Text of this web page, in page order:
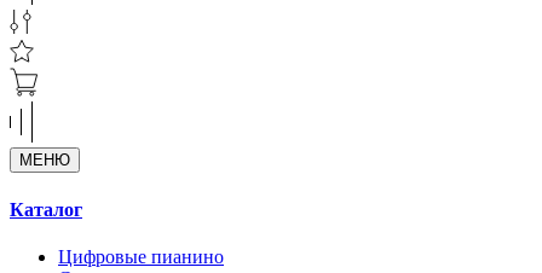
МЕНЮ
Каталог
Цифровые пианино